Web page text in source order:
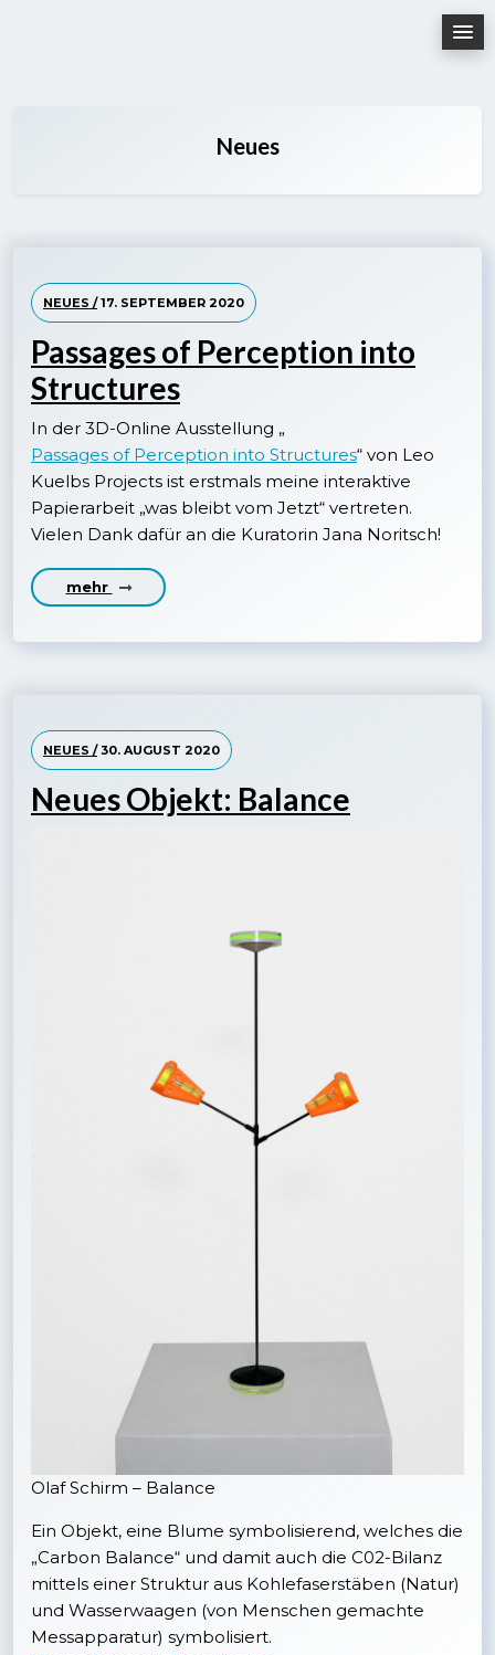
Neues
NEUES /17. SEPTEMBER 2020
Passages of Perception into
Structures
In der 3D-Online Ausstellung „
Passages of Perception into Structures“ von Leo
Kuelbs Projects ist erstmals meine interaktive
Papierarbeit „was bleibt vom Jetzt“ vertreten.
Vielen Dank dafür an die Kuratorin Jana Noritsch!
mehr
NEUES /30. AUGUST 2020
Neues Objekt: Balance
Olaf Schirm – Balance
Ein Objekt, eine Blume symbolisierend, welches die
„Carbon Balance“ und damit auch die C02-Bilanz
mittels einer Struktur aus Kohlefaserstäben (Natur)
und Wasserwaagen (von Menschen gemachte
Messapparatur) symbolisiert.